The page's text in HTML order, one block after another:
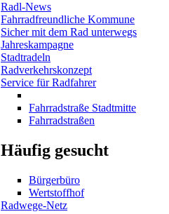
Radl-News
Fahrradfreundliche Kommune
Sicher mit dem Rad unterwegs
Jahreskampagne
Stadtradeln
Radverkehrskonzept
Service für Radfahrer
Fahrradstraße Stadtmitte
Fahrradstraßen
Häufig gesucht
Bürgerbüro
Wertstoffhof
Radwege-Netz